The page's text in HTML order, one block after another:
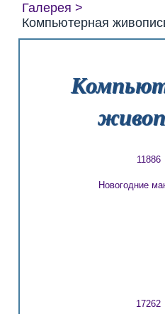
Галерея
Компьютерная
11886
Новогодние
17262